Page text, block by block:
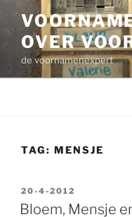
inhoud
OVER
de voornamenexpert
TAG: MENSJE
GEPLAATST
OP
20-4-2012
Bloem, Mensje